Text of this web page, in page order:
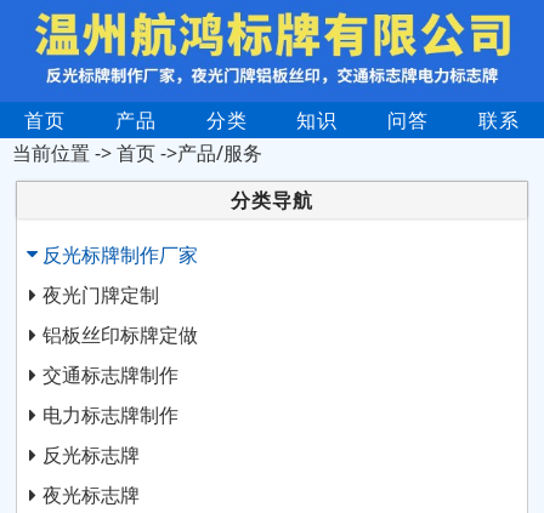
首页 产品 分类 知识 问答
联系
当前位置 ->首页->产品/服务
分类导航
反光标牌制作厂家
夜光门牌定制
铝板丝印标牌定做
交通标志牌制作
电力标志牌制作
反光标志牌
夜光标志牌